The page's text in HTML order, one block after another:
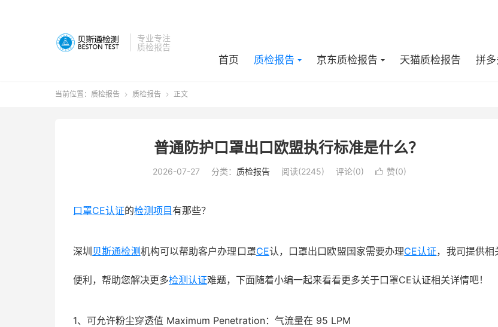
专业专注
质检报告
首页 质检报告 京东质检报告 天猫质检报告 拼
当前位置： 质检报告  质检报告  正文
普通防护口罩出口欧盟执行标准是什么？
2026-07-27 分类： 质检报告 阅读(2245) 评论(0)  赞(0)
口罩CE认证的检测项目有那些？
深圳 贝斯通检测机构可以帮助客户办理口罩CE认，口罩出口欧盟国家需要办理CE认证，我司提供相
便利，帮助您解决更多检测认证难题，下面随着小编一起来看看更多关于口罩CE认证相关详情吧！
1、可允许粉尘穿透值 Maximum Penetration：气流量在 95 LPM